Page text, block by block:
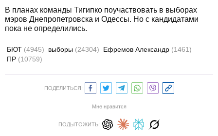
В планах команды Тигипко поучаствовать в выборах
мэров Днепропетровска и Одессы. Но с кандидатами
пока не определились.
БЮТ (4945) выборы (24304) Ефремов Александр (1461)
ПР (10759)
ПОДЕЛИТЬСЯ:
Мне нравится
ПОДЫТОЖИТЬ: